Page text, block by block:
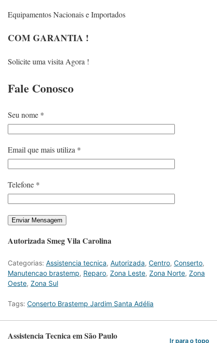
Equipamentos Nacionais e Importados
COM GARANTIA !
Solicite uma visita Agora !
Fale Conosco
Seu nome *
Email que mais utiliza *
Telefone *
Autorizada Smeg Vila Carolina
Categorias: Assistencia tecnica, Autorizada, Centro, Conserto,
Manutencao brastemp, Reparo, Zona Leste, Zona Norte, Zona
Oeste, Zona Sul
Tags: Conserto Brastemp Jardim Santa Adélia
Assistencia Tecnica em São Paulo Ir para o topo